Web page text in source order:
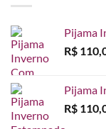
Pijama
R$
Pijama
R$